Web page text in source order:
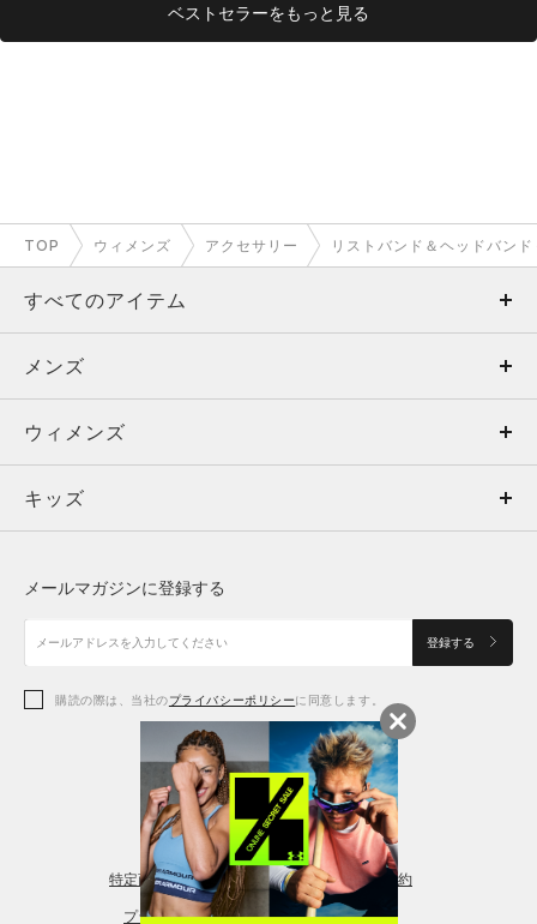
ベストセラーをもっと見る
TOP ウィメンズ アクセサリー リストバンド＆ヘッドバン
すべてのアイテム
メンズ
ウィメンズ
キッズ
アクセサリー
メンズ
トップス
ボトムス
アクセサリー
ウィメンズ
トップス
シューズ
アクセサリー
レギンス＆タイツ
キッズ
シューズ
メールマガジンに登録する
登録する
購読の際は、当社のプライバシーポリシーに同意します。
特定商取引法に基づく通販の表記 会員規約
プライバシーポリシー